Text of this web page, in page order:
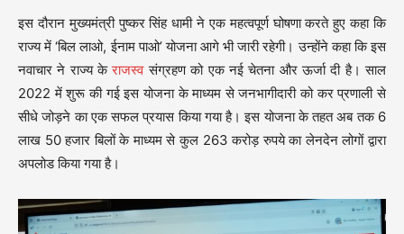
इस दौरान मुख्यमंत्री पुष्कर सिंह धामी ने एक महत्वपूर्ण घोषणा करते हुए कहा कि
राज्य में ‘बिल लाओ, ईनाम पाओ’ योजना आगे भी जारी रहेगी। उन्होंने कहा कि इस
नवाचार ने राज्य केराजस्वसंग्रहण को एक नई चेतना और ऊर्जा दी है। साल
2022 में शुरू की गई इस योजना के माध्यम से जनभागीदारी को कर प्रणाली से
सीधे जोड़ने का एक सफल प्रयास किया गया है। इस योजना के तहत अब तक 6
लाख 50 हजार बिलों के माध्यम से कुल 263 करोड़ रुपये का लेनदेन लोगों द्वारा
अपलोड किया गया है।